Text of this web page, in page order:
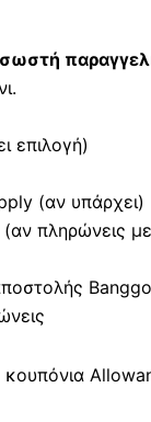
σωστή
επιλογή)
(αν υπάρχει)
πληρώνεις